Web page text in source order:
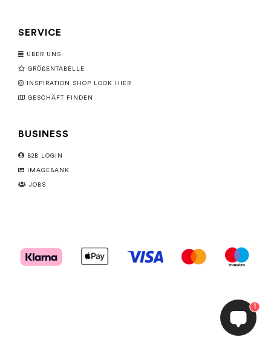
SERVICE
ÜBER UNS
GRÖßENTABELLE
INSPIRATION SHOP LOOK HIER
GESCHÄFT FINDEN
BUSINESS
B2B LOGIN
IMAGEBANK
JOBS
1